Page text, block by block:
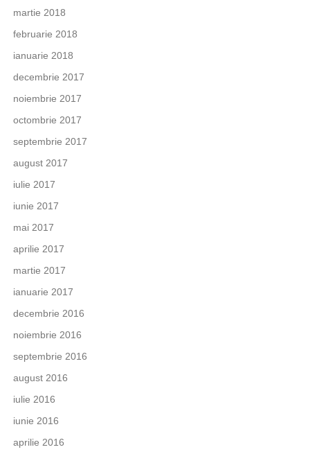
martie 2018
februarie 2018
ianuarie 2018
decembrie 2017
noiembrie 2017
octombrie 2017
septembrie 2017
august 2017
iulie 2017
iunie 2017
mai 2017
aprilie 2017
martie 2017
ianuarie 2017
decembrie 2016
noiembrie 2016
septembrie 2016
august 2016
iulie 2016
iunie 2016
aprilie 2016